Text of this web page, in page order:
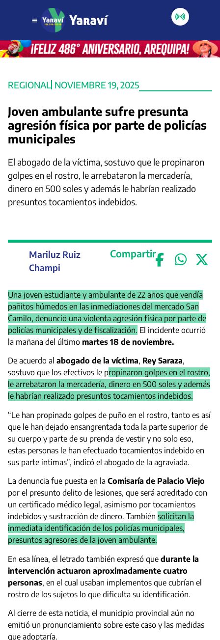
REGIONAL NOVIEMBRE 19, 2025
Joven ambulante sufre presunta
agresión física por parte de policías
municipales
El abogado de la víctima, sostuvo que le propinaron
golpes en el rostro, le arrebataron la mercadería,
dinero en 500 soles y además le habrían realizado
presuntos tocamientos indebidos.
Mariluz Ruiz
Champi
Compartir
Una joven estudiante y ambulante de 22 años que vendía
pañitos húmedos en las inmediaciones del mercado San
Camilo, denunció una violenta agresión física por parte de
policías municipales y de fiscalización. El incidente ocurrió
la mañana del último martes 18 de noviembre.
De acuerdo al abogado de la víctima, Rey Saraza,
sostuvo que los efectivos le propinaron golpes en el rostro,
le arrebataron la mercadería, dinero en 500 soles y además
le habrían realizado presuntos tocamientos indebidos.
“Le han propinado golpes de puño en el rostro, tanto es así
que le han dejado ensangrentada toda la parte superior de
su cuerpo y parte de su prenda de vestir y no solo eso,
estas personas le han efectuado tocamientos indebido en
sus parte intimas”, indicó el abogado de la agraviada.
La denuncia fue puesta en la Comisaría de Palacio Viejo
por el presunto delito de lesiones, que será acreditado con
un certificado médico legal, asimismo por tocamientos
indebidos y sustracción de dinero. También solicitan la
inmediata identificación de los policías municipales,
presuntos agresores de la joven ambulante.
En esa línea, el letrado también expresó que durante la
intervención actuaron aproximadamente cuatro
personas, en el cual usaban implementos que cubrían el
rostro de los sujetos lo que dificulta su identificación.
Al cierre de esta noticia, el municipio provincial aún no
emitió un pronunciamiento sobre este caso y las medidas
que adoptaría.